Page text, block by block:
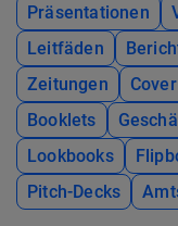
Präsentationen
Leitfäden
Zeitungen
Cover
Booklets
Lookbooks
Pitch-Decks